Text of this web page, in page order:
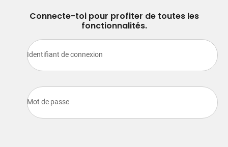
Connecte-toi pour profiter de toutes les
fonctionnalités.
Identifiant de connexion
Mot de passe